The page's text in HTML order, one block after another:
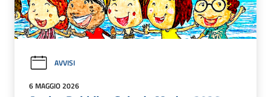
AVVISI
6 MAGGIO 2026